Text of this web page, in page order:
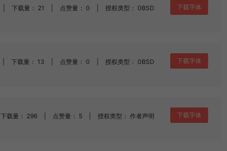
下载量： 21 点赞量： 0 授权类型： 0BSD 下载字体
下载量： 13 点赞量： 0 授权类型： 0BSD 下载字体
下载量： 296 点赞量： 5 授权类型： 作者声明 下载字体